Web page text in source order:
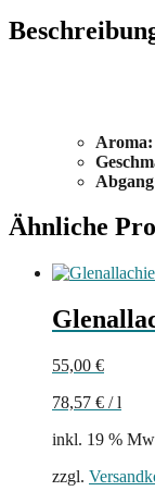
Aroma:
Ähnliche
55,00 €
78,57 € /l
inkl. 19 %
zzgl.